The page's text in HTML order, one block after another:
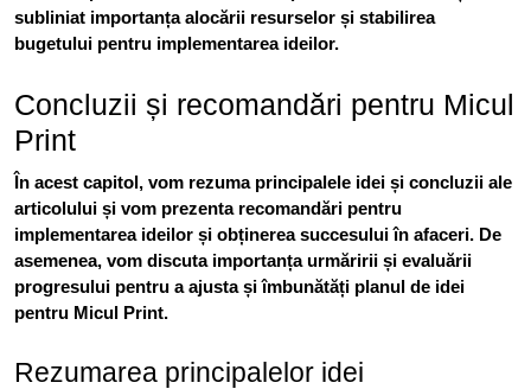
subliniat importanța alocării resurselor și stabilirea
bugetului pentru implementarea ideilor.
Concluzii și recomandări pentru Micul
Print
În acest capitol, vom rezuma principalele idei și concluzii ale
articolului și vom prezenta recomandări pentru
implementarea ideilor și obținerea succesului în afaceri. De
asemenea, vom discuta importanța urmăririi și evaluării
progresului pentru a ajusta și îmbunătăți planul de idei
pentru Micul Print.
Rezumarea principalelor idei